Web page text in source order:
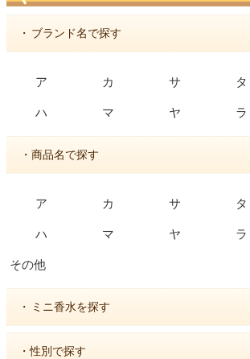
・ ブランド名で探す
ア カ サ タ
ハ マ ヤ ラ
・商品名で探す
ア カ サ タ
ハ マ ヤ ラ
その他
・ ミニ香水を探す
・性別で探す